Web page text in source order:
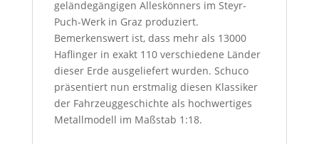
geländegängigen Alleskönners im Steyr-
Puch-Werk in Graz produziert.
Bemerkenswert ist, dass mehr als 13000
Haflinger in exakt 110 verschiedene Länder
dieser Erde ausgeliefert wurden. Schuco
präsentiert nun erstmalig diesen Klassiker
der Fahrzeuggeschichte als hochwertiges
Metallmodell im Maßstab 1:18.